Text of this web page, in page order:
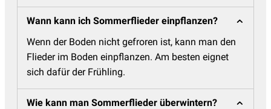
Wann kann ich Sommerflieder einpflanzen?
Wenn der Boden nicht gefroren ist, kann man den
Flieder im Boden einpflanzen. Am besten eignet
sich dafür der Frühling.
Wie kann man Sommerflieder überwintern?